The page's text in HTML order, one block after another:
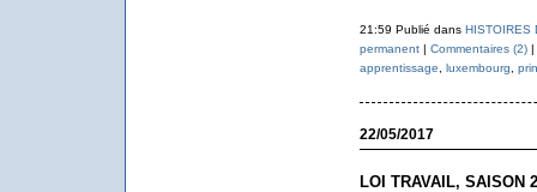
21:59 Publié dans HISTOIRES
permanent| Commentaires (2)|
apprentissage
luxembourg
22/05/2017
LOI TRAVAIL, SAISON 2